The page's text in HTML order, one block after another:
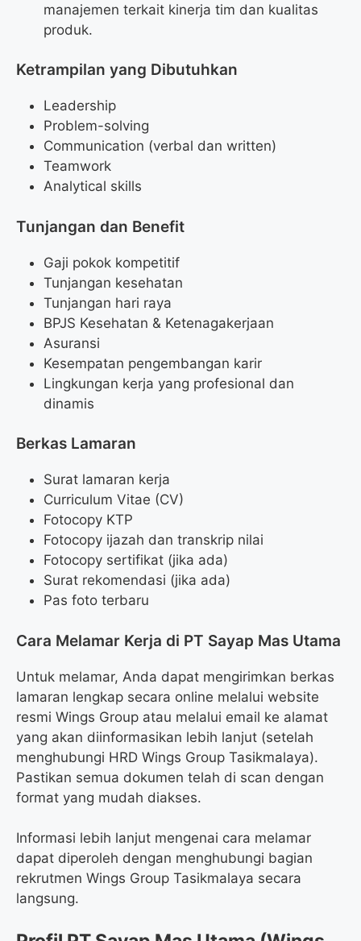
manajemen terkait kinerja tim dan kualitas
produk.
Ketrampilan yang Dibutuhkan
Leadership
Problem-solving
Communication (verbal dan written)
Teamwork
Analytical skills
Tunjangan dan Benefit
Gaji pokok kompetitif
Tunjangan kesehatan
Tunjangan hari raya
BPJS Kesehatan & Ketenagakerjaan
Asuransi
Kesempatan pengembangan karir
Lingkungan kerja yang profesional dan
dinamis
Berkas Lamaran
Surat lamaran kerja
Curriculum Vitae (CV)
Fotocopy KTP
Fotocopy ijazah dan transkrip nilai
Fotocopy sertifikat (jika ada)
Surat rekomendasi (jika ada)
Pas foto terbaru
Cara Melamar Kerja di PT Sayap Mas Utama
Untuk melamar, Anda dapat mengirimkan berkas
lamaran lengkap secara online melalui website
resmi Wings Group atau melalui email ke alamat
yang akan diinformasikan lebih lanjut (setelah
menghubungi HRD Wings Group Tasikmalaya).
Pastikan semua dokumen telah di scan dengan
format yang mudah diakses.
Informasi lebih lanjut mengenai cara melamar
dapat diperoleh dengan menghubungi bagian
rekrutmen Wings Group Tasikmalaya secara
langsung.